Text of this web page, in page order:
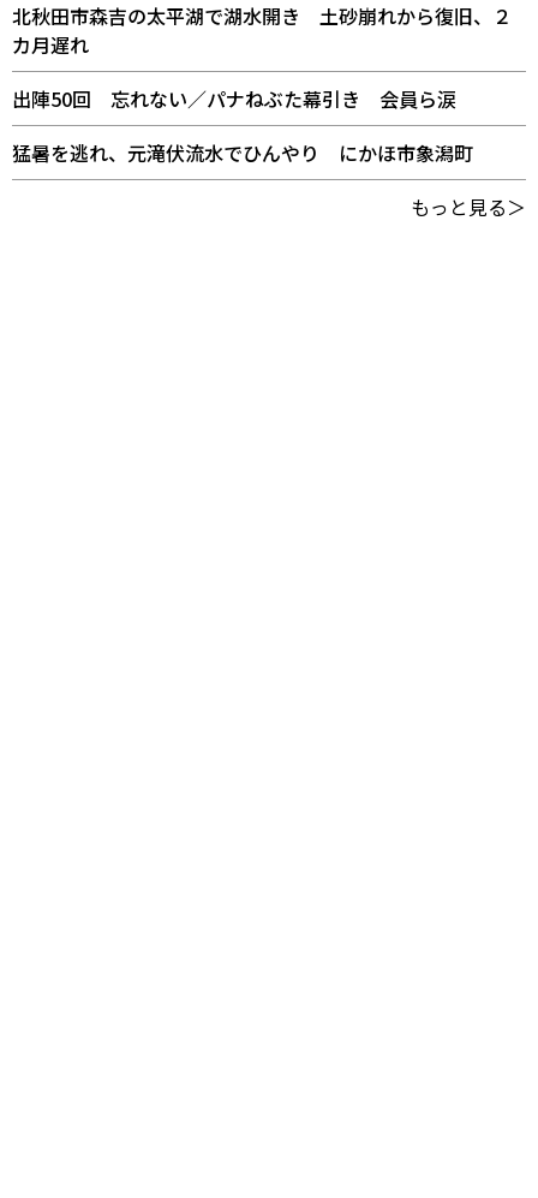
北秋田市森吉の太平湖で湖水開き 土砂崩れから復旧、２
カ月遅れ
出陣50回 忘れない／パナねぶた幕引き 会員ら涙
猛暑を逃れ、元滝伏流水でひんやり にかほ市象潟町
もっと見る＞